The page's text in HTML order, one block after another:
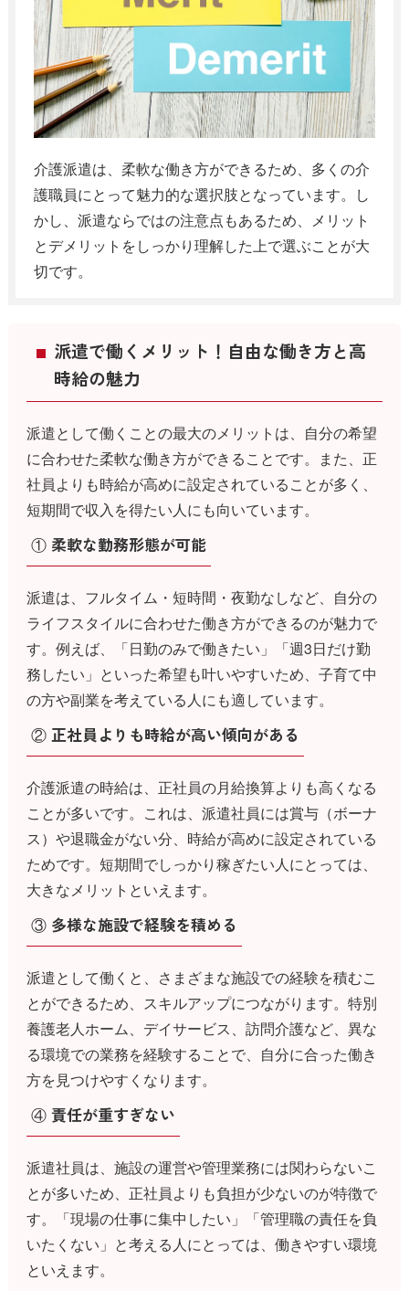
介護派遣は、柔軟な働き方ができるため、多くの介
護職員にとって魅力的な選択肢となっています。し
かし、派遣ならではの注意点もあるため、メリット
とデメリットをしっかり理解した上で選ぶことが大
切です。
派遣で働くメリット！自由な働き方と高
時給の魅力
派遣として働くことの最大のメリットは、自分の希望
に合わせた柔軟な働き方ができることです。また、正
社員よりも時給が高めに設定されていることが多く、
短期間で収入を得たい人にも向いています。
① 柔軟な勤務形態が可能
派遣は、フルタイム・短時間・夜勤なしなど、自分の
ライフスタイルに合わせた働き方ができるのが魅力で
す。例えば、「日勤のみで働きたい」「週3日だけ勤
務したい」といった希望も叶いやすいため、子育て中
の方や副業を考えている人にも適しています。
② 正社員よりも時給が高い傾向がある
介護派遣の時給は、正社員の月給換算よりも高くなる
ことが多いです。これは、派遣社員には賞与（ボーナ
ス）や退職金がない分、時給が高めに設定されている
ためです。短期間でしっかり稼ぎたい人にとっては、
大きなメリットといえます。
③ 多様な施設で経験を積める
派遣として働くと、さまざまな施設での経験を積むこ
とができるため、スキルアップにつながります。特別
養護老人ホーム、デイサービス、訪問介護など、異な
る環境での業務を経験することで、自分に合った働き
方を見つけやすくなります。
④ 責任が重すぎない
派遣社員は、施設の運営や管理業務には関わらないこ
とが多いため、正社員よりも負担が少ないのが特徴で
す。「現場の仕事に集中したい」「管理職の責任を負
いたくない」と考える人にとっては、働きやすい環境
といえます。